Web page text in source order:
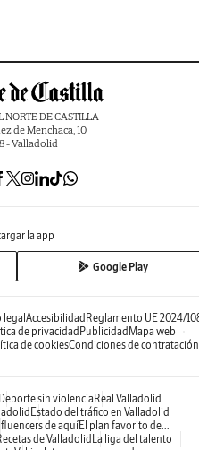
DE CASTILLA
de Menchaca, 10
- Valladolid
la app
Google Play
legal Accesibilidad Reglamento UE 2024/
de privacidad Publicidad Mapa web
de cookiesCondiciones de contratación
Deporte sin violencia Real Valladolid
Estado del tráfico en Valladolid
de aquíEl plan favorito de...
de Valladolid La liga del talento